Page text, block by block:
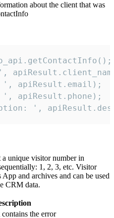
about the client that was
', apiResult.email);
', apiResult.phone);
',
unique visitor number in
1, 2, 3, etc. Visitor
and archives and can be used
CRM data.
the error